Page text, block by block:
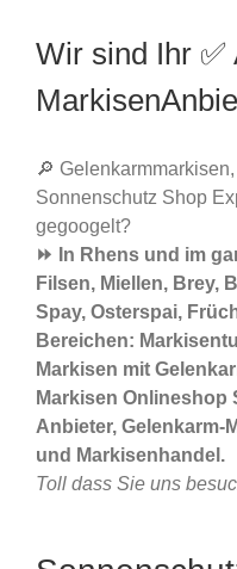
Wir sind Ihr
🔎
Sonnenschutz Shop
gegoogelt?
⏩ In Rhens und im
Filsen, Miellen, Brey,
Spay, Osterspai,
Bereichen:
Markisen mit
Markisen Onlineshop
Anbieter, Gelenkarm-
und Markisenhandel.
Toll dass Sie uns